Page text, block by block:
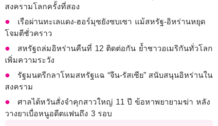
สงครามโลกครั้งที่สอง
เรือผ่านทะเลแดง-ฮอร์มุซยังซบเซา แม้สหรัฐ-อิหร่านหยุด
โจมตีชั่วคราว
สหรัฐถล่มอิหร่านคืนที่ 12 ติดต่อกัน ย้ำชาวอเมริกันทั่วโลก
เพิ่มความระวัง
รัฐมนตรีกลาโหมสหรัฐแฉ “จีน-รัสเซีย” สนับสนุนอิหร่านใน
สงคราม
ศาลไต้หวันสั่งจำคุกสาวใหญ่ 11 ปี ข้อหาพยายามฆ่า หลัง
วางยาเบื่อหนูอดีตแฟนถึง 3 รอบ